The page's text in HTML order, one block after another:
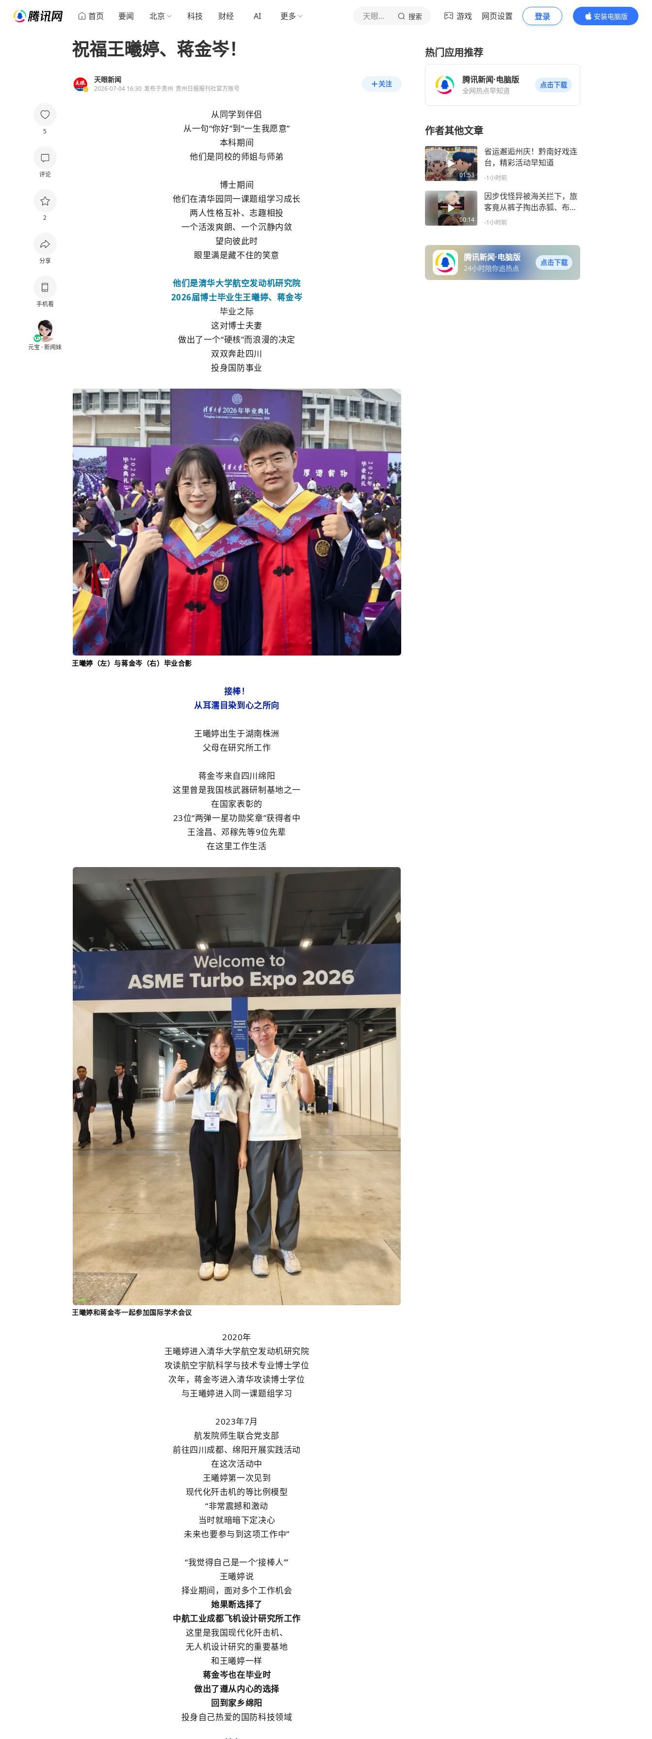
首页 要闻 北京 科技 财经 AI 更多 天眼新闻 搜索 游戏 网页设置 登录
安装电脑版
内容更精彩
5
评论
2
分享
手机看
元宝 · 新闻妹
祝福王曦婷、蒋金岑！
天眼新闻
2026-07-04 16:30 发布于贵州 贵州日报报刊社官方账号
关注
从同学到伴侣
从一句“你好”到“一生我愿意”
本科期间
他们是同校的师姐与师弟
博士期间
他们在清华园同一课题组学习成长
两人性格互补、志趣相投
一个活泼爽朗、一个沉静内敛
望向彼此时
眼里满是藏不住的笑意
他们是清华大学航空发动机研究院
2026届博士毕业生王曦婷、蒋金岑
毕业之际
这对博士夫妻
做出了一个“硬核”而浪漫的决定
双双奔赴四川
投身国防事业
王曦婷（左）与蒋金岑（右）毕业合影
接棒！
从耳濡目染到心之所向
王曦婷出生于湖南株洲
父母在研究所工作
蒋金岑来自四川绵阳
这里曾是我国核武器研制基地之一
在国家表彰的
23位“两弹一星功勋奖章”获得者中
王淦昌、邓稼先等9位先辈
在这里工作生活
王曦婷和蒋金岑一起参加国际学术会议
2020年
王曦婷进入清华大学航空发动机研究院
攻读航空宇航科学与技术专业博士学位
次年，蒋金岑进入清华攻读博士学位
与王曦婷进入同一课题组学习
2023年7月
航发院师生联合党支部
前往四川成都、绵阳开展实践活动
在这次活动中
王曦婷第一次见到
现代化歼击机的等比例模型
“非常震撼和激动
当时就暗暗下定决心
未来也要参与到这项工作中”
“我觉得自己是一个‘接棒人’”
王曦婷说
择业期间，面对多个工作机会
她果断选择了
中航工业成都飞机设计研究所工作
这里是我国现代化歼击机、
无人机设计研究的重要基地
和王曦婷一样
蒋金岑也在毕业时
做出了遵从内心的选择
回到家乡绵阳
投身自己热爱的国防科技领域
热门应用推荐
腾讯新闻·电脑版
全网热点早知道
点击下载
作者其他文章
01:53
省运邂逅州庆！黔南好戏连
台，精彩活动早知道
-1小时前
00:14
因步伐怪异被海关拦下，旅
客竟从裤子掏出赤狐、布氏
闭壳龟等活体 经查均属国家
-1小时前
腾讯新闻·电脑版
24小时陪你追热点
点击下载